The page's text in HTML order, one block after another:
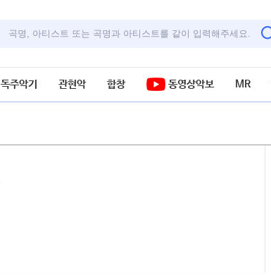
독주악기 관현악 합창 동영상악보 MR